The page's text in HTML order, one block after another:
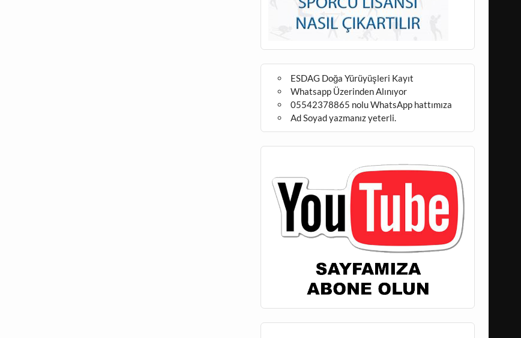
ESDAG Doğa Yürüyüşleri Kayıt
Whatsapp Üzerinden Alınıyor
05542378865 nolu WhatsApp hattımıza
Ad Soyad yazmanız yeterli.